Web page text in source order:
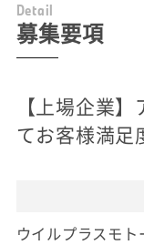
Detail
募集要項
【上場企業
てお客様満足
ウイルプラスモ